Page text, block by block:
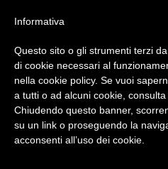
Informativa
Questo sito o gli strumenti terzi
di cookie necessari al
nella cookie policy. Se vuoi
a tutti o ad alcuni cookie, consulta
Chiudendo questo banner,
su un link o proseguendo la
acconsenti all’uso dei cookie.